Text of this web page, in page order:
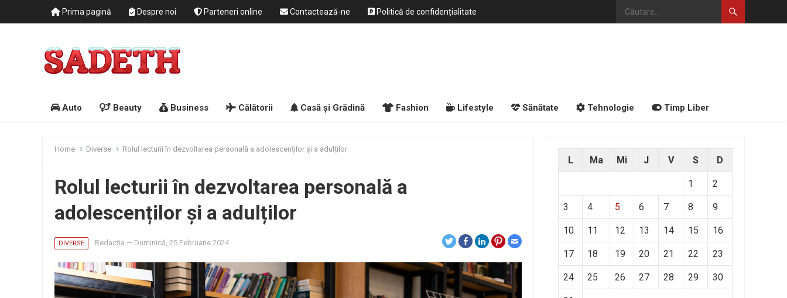
Prima pagină Despre noi Parteneri online Contactează-ne Politică de confidențialitate
Auto Beauty Business Călătorii Casă și Grădină Fashion Lifestyle Sănătate Tehnologie Timp Liber
Home Diverse Rolul lecturii în dezvoltarea personală a adolescenților și a adulților
Rolul lecturii în dezvoltarea personală a
adolescenților și a adulților
DIVERSE Redacția — Duminică, 25 Februarie 2024
L Ma Mi J V S D
1 2
3 4 5 6 7 8 9
10 11 12 13 14 15 16
17 18 19 20 21 22 23
24 25 26 27 28 29 30